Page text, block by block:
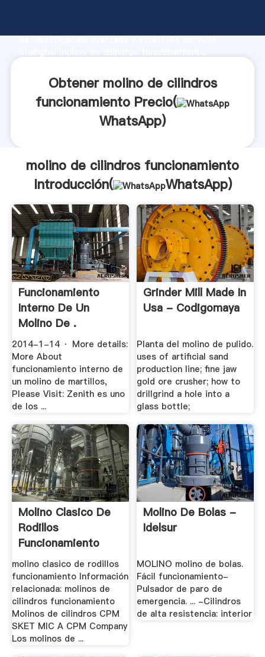
de investigación avanzada y excelente servicio,
clientes.Obtener molino de cilindros
funcionamiento Precio(
WhatsApp)
molino de cilindros funcionamiento
Introducción(
WhatsApp)
Funcionamiento
Interno De Un
Molino De .
2014-1-14 · More details:
More About
funcionamiento interno de
un molino de martillos,
Please Visit: Zenith es uno
de los ...
Grinder Mill Made In
Usa - Codigomaya
Planta del molino de pulido.
uses of artificial sand
production line; fine jaw
gold ore crusher; how to
drillgrind a hole into a
glass bottle;
Molino Clasico De
Rodillos
Funcionamiento
molino clasico de rodillos
funcionamiento Información
relacionada: molinos de
cilindros funcionamiento
Molinos de cilindros CPM
SKET MIC A CPM Company
Los molinos de ...
Molino De Bolas -
Idelsur
MOLINO molino de bolas.
Fácil funcionamiento-
Pulsador de paro de
emergencia. ... -Cilindros
de alta resistencia: interior